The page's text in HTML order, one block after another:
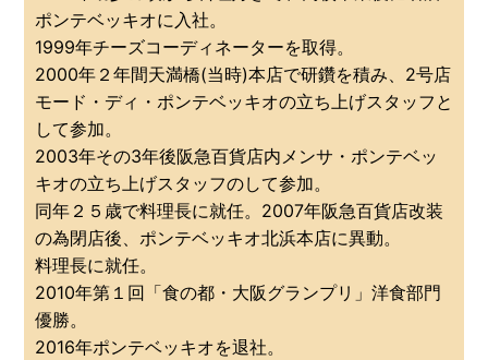
ポンテベッキオに入社。
1999年チーズコーディネーターを取得。
2000年２年間天満橋(当時)本店で研鑽を積み、2号店
モード・ディ・ポンテベッキオの立ち上げスタッフと
して参加。
2003年その3年後阪急百貨店内メンサ・ポンテベッ
キオの立ち上げスタッフのして参加。
同年２５歳で料理長に就任。2007年阪急百貨店改装
の為閉店後、ポンテベッキオ北浜本店に異動。
料理長に就任。
2010年第１回「食の都・大阪グランプリ」洋食部門
優勝。
2016年ポンテベッキオを退社。